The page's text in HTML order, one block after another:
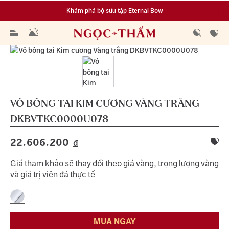
Khám phá bộ sưu tập Eternal Bow
Đa dạng lựa chọn tích luỹ từ 0.1 chỉ vàng 999.9
VỎ BÔNG TAI KIM CƯƠNG VÀNG TRẮNG
DKBVTKC0000U078
22.606.200 đ
Giá tham khảo sẽ thay đổi theo giá vàng, trọng lượng vàng
và giá trị viên đá thực tế
MUA NGAY